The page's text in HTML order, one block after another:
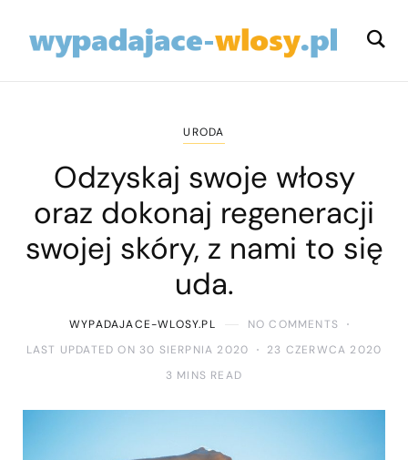
URODA
Odzyskaj swoje włosy
oraz dokonaj regeneracji
swojej skóry, z nami to się
uda.
WYPADAJACE-WLOSY.PL
NO COMMENTS
LAST UPDATED ON 30 SIERPNIA 2020
23 CZERWCA 2020
3 MINS READ